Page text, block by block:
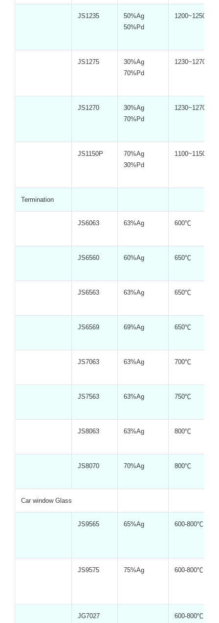
JS1235
50%Ag
50%Pd
1200~1250℃
JS1275
30%Ag
70%Pd
1230~1270℃
JS1270
30%Ag
70%Pd
1230~1270℃
JS1150P
70%Ag
30%Pd
1100~1150℃
Termination
JS6063 63%Ag 600℃
JS6560 60%Ag 650℃
JS6563 63%Ag 650℃
JS6569 69%Ag 650℃
JS7063 63%Ag 700℃
JS7563 63%Ag 750℃
JS8063 63%Ag 800℃
JS8070 70%Ag 800℃
Car window Glass
JS9565 65%Ag 600-800℃
JS9575 75%Ag 600-800℃
JG7027 600-800℃